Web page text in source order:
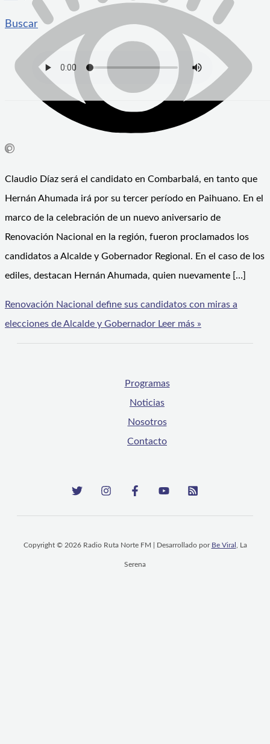
Buscar
Claudio Díaz será el candidato en Combarbalá, en tanto que
Hernán Ahumada irá por su tercer período en Paihuano. En el
marco de la celebración de un nuevo aniversario de
Renovación Nacional en la región, fueron proclamados los
candidatos a Alcalde y Gobernador Regional. En el caso de los
ediles, destacan Hernán Ahumada, quien nuevamente […]
Renovación Nacional define sus candidatos con miras a
elecciones de Alcalde y Gobernador Leer más »
Programas
Noticias
Nosotros
Contacto
Copyright © 2026 Radio Ruta Norte FM | Desarrollado por Be Viral , La
Serena